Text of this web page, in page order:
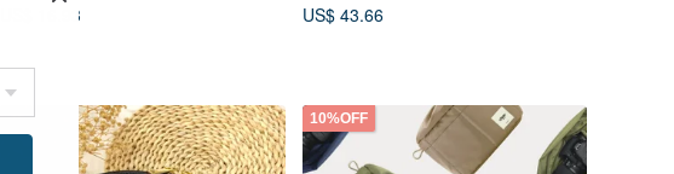
US$ 16.93
US$ 43.66
10%OFF